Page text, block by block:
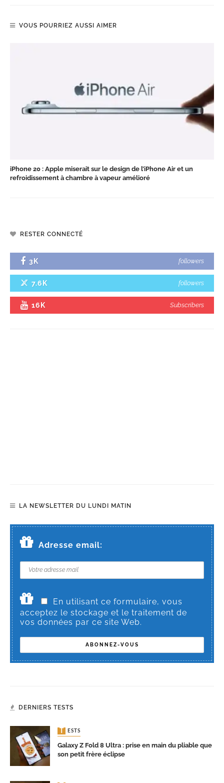
VOUS POURRIEZ AUSSI AIMER
iPhone 20 : Apple miserait sur le design de l’iPhone Air et un
refroidissement à chambre à vapeur amélioré
RESTER CONNECTÉ
3K followers
7.6K followers
16K Subscribers
LA NEWSLETTER DU LUNDI MATIN
Adresse email:
En utilisant ce formulaire, vous
acceptez le stockage et le traitement de
vos données par ce site Web.
DERNIERS TESTS
TESTS
Galaxy Z Fold 8 Ultra : prise en main du pliable que
son petit frère éclipse